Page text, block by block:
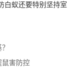
白蚁还要特别坚持室
鼠害防控